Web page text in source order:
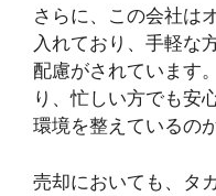
さらに、この会社は
入れており、手軽な
配慮がされています
り、忙しい方でも安
環境を整えているの
売却においても、タ